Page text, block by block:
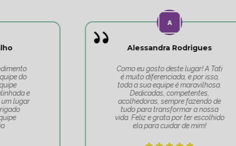
Alessandra Rodrigues
Como eu gosto deste lugar! A Tati
é muito diferenciada, e por isso,
toda a sua equipe é maravilhosa.
Dedicadas, competentes,
acolhedoras, sempre fazendo de
tudo para transformar a nossa
vida. Feliz e grata por ter escolhido
ela para cuidar de mim!